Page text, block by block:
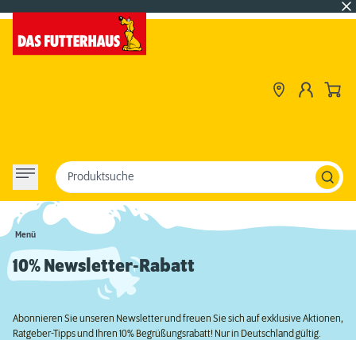
Menü
Produktsuche
10% Newsletter-Rabatt
Abonnieren Sie unseren Newsletter und freuen Sie sich auf exklusive Aktionen,
Ratgeber-Tipps und Ihren 10% Begrüßungsrabatt! Nur in Deutschland gültig.